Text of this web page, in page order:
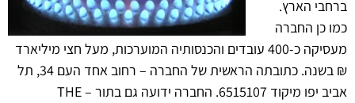
ברחבי הארץ.
כמו כן החברה
מעסיקה כ-400 עובדים והכנסותיה המוערכות, מעל חצי מיליארד
₪ בשנה. כתובתה הראשית של החברה – רחוב אחד העם 34, תל
אביב יפו מיקוד 6515107. החברה ידועה גם בתור – THE